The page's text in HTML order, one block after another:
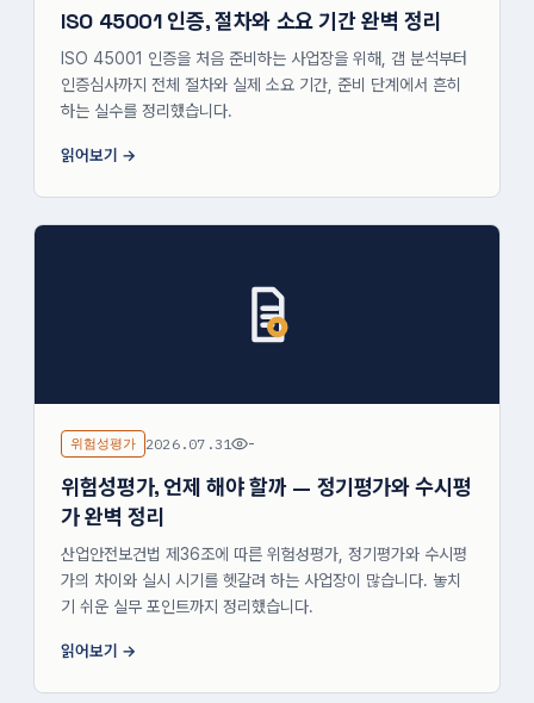
ISO 45001 인증, 절차와 소요 기간 완벽 정리
ISO 45001 인증을 처음 준비하는 사업장을 위해, 갭 분석부터
인증심사까지 전체 절차와 실제 소요 기간, 준비 단계에서 흔히
하는 실수를 정리했습니다.
읽어보기
위험성평가 2026.07.31 -
위험성평가, 언제 해야 할까 — 정기평가와 수시평
가 완벽 정리
산업안전보건법 제36조에 따른 위험성평가, 정기평가와 수시평
가의 차이와 실시 시기를 헷갈려 하는 사업장이 많습니다. 놓치
기 쉬운 실무 포인트까지 정리했습니다.
읽어보기